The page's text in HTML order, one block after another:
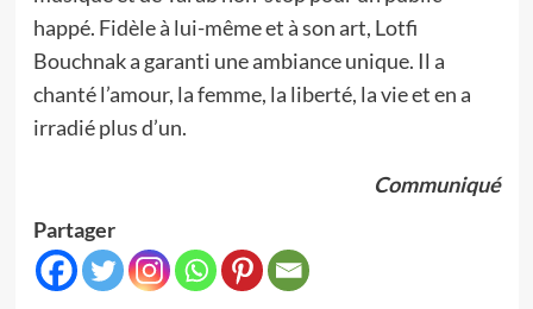
happé. Fidèle à lui-même et à son art, Lotfi
Bouchnak a garanti une ambiance unique. Il a
chanté l’amour, la femme, la liberté, la vie et en a
irradié plus d’un.
Communiqué
Partager